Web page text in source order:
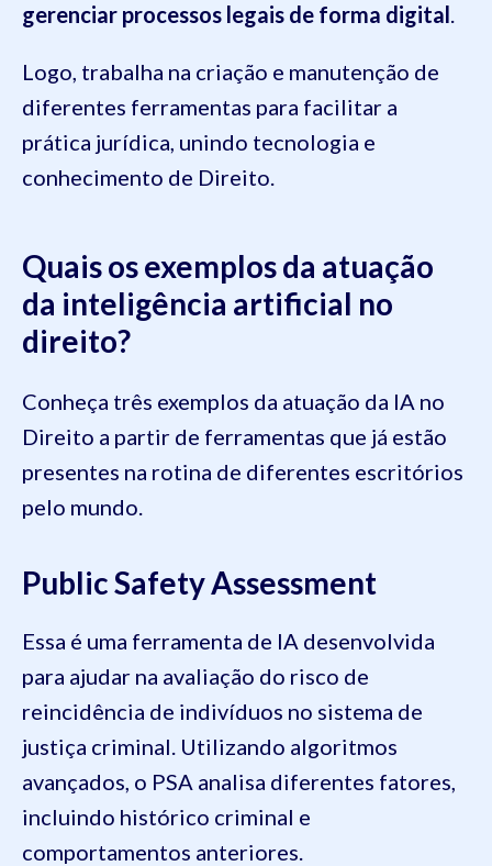
gerenciar processos legais de forma digital.
Logo, trabalha na criação e manutenção de
diferentes ferramentas para facilitar a
prática jurídica, unindo tecnologia e
conhecimento de Direito.
Quais os exemplos da atuação
da inteligência artificial no
direito?
Conheça três exemplos da atuação da IA no
Direito a partir de ferramentas que já estão
presentes na rotina de diferentes escritórios
pelo mundo.
Public Safety Assessment
Essa é uma ferramenta de IA desenvolvida
para ajudar na avaliação do risco de
reincidência de indivíduos no sistema de
justiça criminal. Utilizando algoritmos
avançados, o PSA analisa diferentes fatores,
incluindo histórico criminal e
comportamentos anteriores.